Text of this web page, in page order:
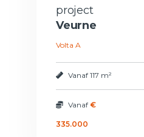
project
Veurne
Volta A
Vanaf 117 m²
Vanaf €
335.000